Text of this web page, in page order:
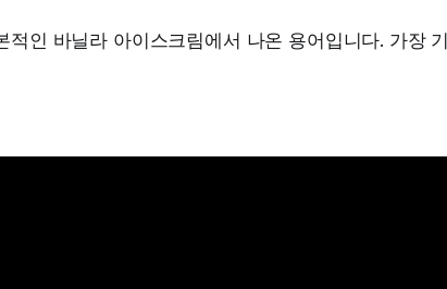
인 바닐라 아이스크림에서 나온 용어입니다. 가장 기